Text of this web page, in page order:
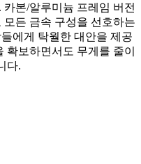
본/알루미늄 프레임 버전
든 금속 구성을 선호하는
에게 탁월한 대안을 제공
확보하면서도 무게를 줄이
다.